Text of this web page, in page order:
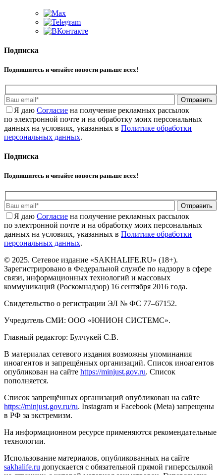
Подписка
Подпишитесь и читайте новости раньше всех!
Отправить
Я даю Cогласие на получение рекламных рассылок
по электронной почте и на обработку моих персональных
данных на условиях, указанных в Политике обработки
персональных данных.
Подписка
Подпишитесь и читайте новости раньше всех!
Отправить
Я даю Cогласие на получение рекламных рассылок
по электронной почте и на обработку моих персональных
данных на условиях, указанных в Политике обработки
персональных данных.
© 2025. Сетевое издание «SAKHALIFE.RU» (18+).
Зарегистрировано в Федеральной службе по надзору в сфере
связи, информационных технологий и массовых
коммуникаций (Роскомнадзор) 16 сентября 2016 года.
Свидетельство о регистрации ЭЛ № ФС 77–67152.
Учредитель СМИ: ООО «ЮНИОН СИСТЕМС».
Главный редактор: Булчукей С.В.
В материалах сетевого издания возможны упоминания
иноагентов и запрещённых организаций. Список иноагентов
опубликован на сайте https://minjust.gov.ru. Список
пополняется.
Список запрещённых организаций опубликован на сайте
https://minjust.gov.ru/ru. Instagram и Facebook (Metа) запрещены
в РФ за экстремизм.
На информационном ресурсе применяются рекомендательные
технологии.
Использование материалов, опубликованных на сайте
sakhalife.ru допускается с обязательной прямой гиперссылкой